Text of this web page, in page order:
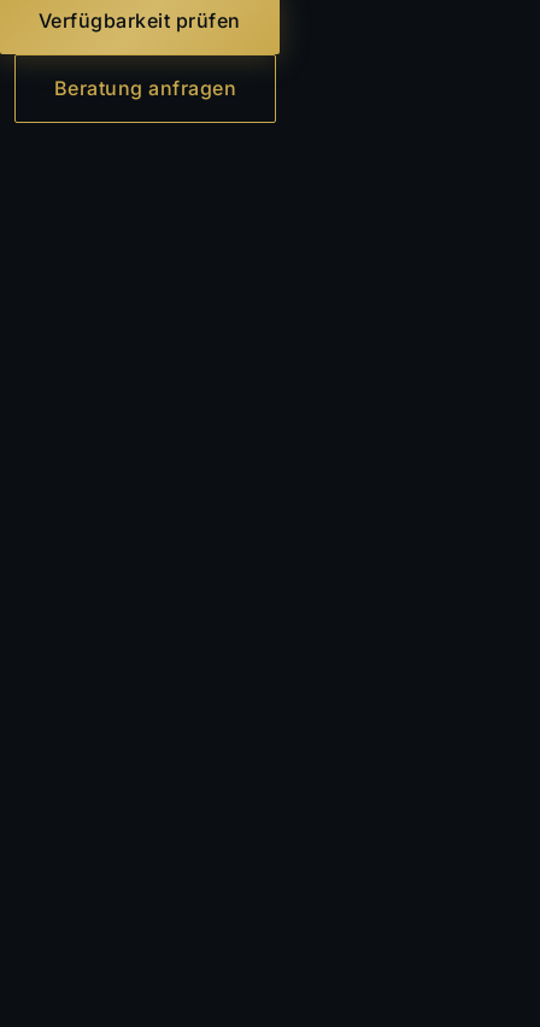
Verfügbarkeit prüfen
Beratung anfragen